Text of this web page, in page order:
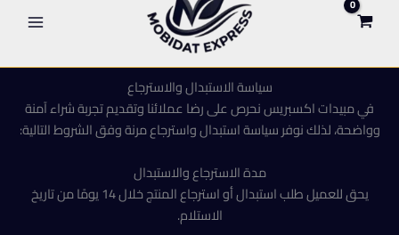
سياسة الاستبدال والاسترجاع
في مبيدات اكسبريس نحرص على رضا عملائنا وتقديم تجربة شراء آمنة
وواضحة، لذلك نوفر سياسة استبدال واسترجاع مرنة وفق الشروط التالية:
مدة الاسترجاع والاستبدال
يحق للعميل طلب استبدال أو استرجاع المنتج خلال 14 يومًا من تاريخ
الاستلام.